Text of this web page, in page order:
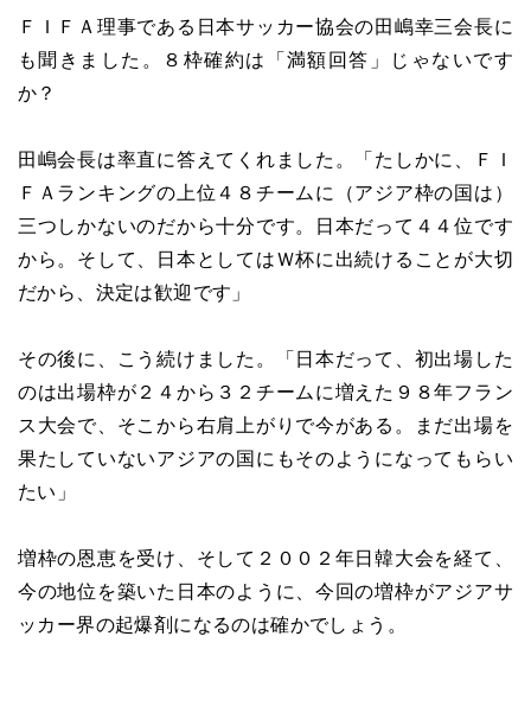
ＦＩＦＡ理事である日本サッカー協会の田嶋幸三会長に
も聞きました。８枠確約は「満額回答」じゃないです
か？
田嶋会長は率直に答えてくれました。「たしかに、ＦＩ
ＦＡランキングの上位４８チームに（アジア枠の国は）
三つしかないのだから十分です。日本だって４４位です
から。そして、日本としてはＷ杯に出続けることが大切
だから、決定は歓迎です」
その後に、こう続けました。「日本だって、初出場した
のは出場枠が２４から３２チームに増えた９８年フラン
ス大会で、そこから右肩上がりで今がある。まだ出場を
果たしていないアジアの国にもそのようになってもらい
たい」
増枠の恩恵を受け、そして２００２年日韓大会を経て、
今の地位を築いた日本のように、今回の増枠がアジアサ
ッカー界の起爆剤になるのは確かでしょう。